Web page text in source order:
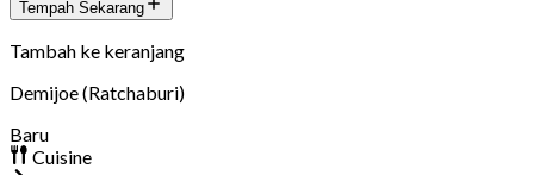
Tempah Sekarang
Tambah ke keranjang
Demijoe (Ratchaburi)
Baru
Cuisine